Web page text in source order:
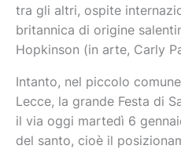
tra gli altri, ospite
britannica di origine
Hopkinson (in arte, Carly
Intanto, nel piccolo
Lecce, la grande Festa di
il via oggi martedì 6
del santo, cioè il